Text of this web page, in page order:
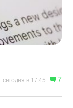
сегодня в 17:45 7